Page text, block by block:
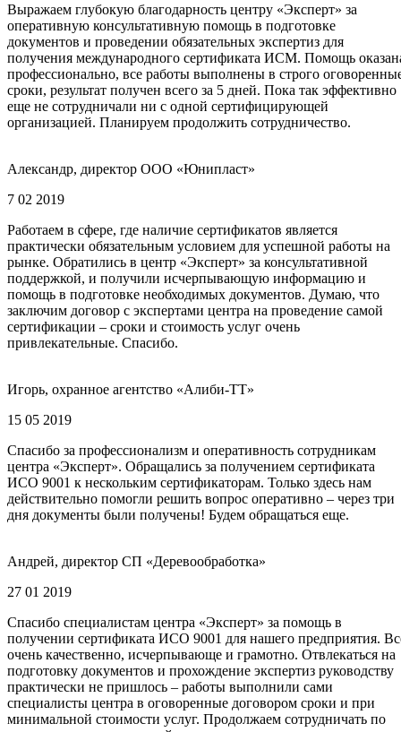
Выражаем глубокую благодарность центру «Эксперт» за
оперативную консультативную помощь в подготовке
документов и проведении обязательных экспертиз для
получения международного сертификата ИСМ. Помощь
профессионально, все работы выполнены в строго
сроки, результат получен всего за 5 дней. Пока так эффективно
еще не сотрудничали ни с одной сертифицирующей
организацией. Планируем продолжить сотрудничество.
Александр, директор ООО «Юнипласт»
7 02 2019
Работаем в сфере, где наличие сертификатов является
практически обязательным условием для успешной работы на
рынке. Обратились в центр «Эксперт» за консультативной
поддержкой, и получили исчерпывающую информацию и
помощь в подготовке необходимых документов. Думаю, что
заключим договор с экспертами центра на проведение самой
сертификации – сроки и стоимость услуг очень
привлекательные. Спасибо.
Игорь, охранное агентство «Алиби-ТТ»
15 05 2019
Спасибо за профессионализм и оперативность сотрудникам
центра «Эксперт». Обращались за получением сертификата
ИСО 9001 к нескольким сертификаторам. Только здесь нам
действительно помогли решить вопрос оперативно – через три
дня документы были получены! Будем обращаться еще.
Андрей, директор СП «Деревообработка»
27 01 2019
Спасибо специалистам центра «Эксперт» за помощь в
получении сертификата ИСО 9001 для нашего предприятия.
очень качественно, исчерпывающе и грамотно. Отвлекаться на
подготовку документов и прохождение экспертиз руководству
практически не пришлось – работы выполнили сами
специалисты центра в оговоренные договором сроки и при
минимальной стоимости услуг. Продолжаем сотрудничать по